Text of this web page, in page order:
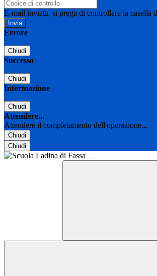
E-mail inviata, si prega di controllare la casella
Errore
Chiudi
Successo
Chiudi
Informazione
Chiudi
Attendere...
Attendere il completamento dell'operazione...
Chiudi
Chiudi